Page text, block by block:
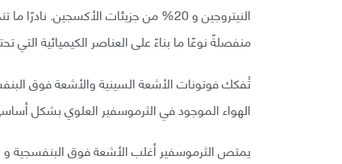
النيتروجين و 20% من جزيئات
منفصلةً نوعًا ما بناءً على العناصر الكيميائية التي
تُفكك فوتونات الأشعة السينية والأشعة فوق
الهواء الموجود في الثرموسفير العلوي بشكل
يمتص الثرموسفير أغلب الأشعة فوق البنفسجية و